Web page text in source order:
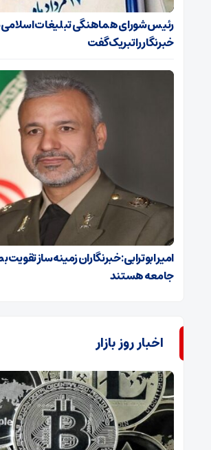
رئیس شورای هماهنگی تبلیغات اسلامی
خبرنگار را تبریک گفت
امیر ابوترابی: خبرنگاران زمینه‌ساز
جامعه هستند
اخبار روز بازار